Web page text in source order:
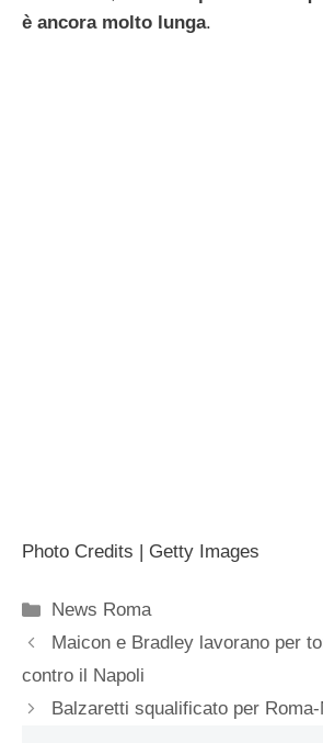
è ancora molto lunga.
Photo Credits | Getty Images
Categorie
News Roma
Maicon e Bradley lavorano per
contro il Napoli
Balzaretti squalificato per Roma-